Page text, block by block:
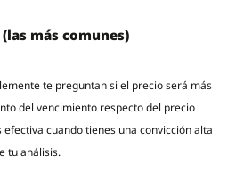
más comunes)
te preguntan si el precio será más
del vencimiento respecto del precio
cuando tienes una convicción alta
tu análisis.